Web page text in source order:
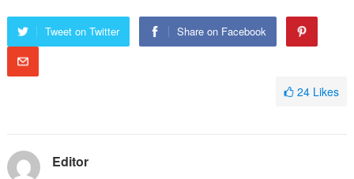
Tweet on Twitter Share on Facebook
24 Likes
Editor